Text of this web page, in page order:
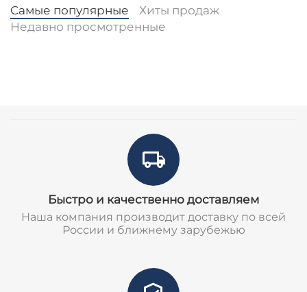
Самые популярные
Хиты продаж
Недавно просмотренные
Быстро и качественно доставляем
Наша компания производит доставку по всей
России и ближнему зарубежью